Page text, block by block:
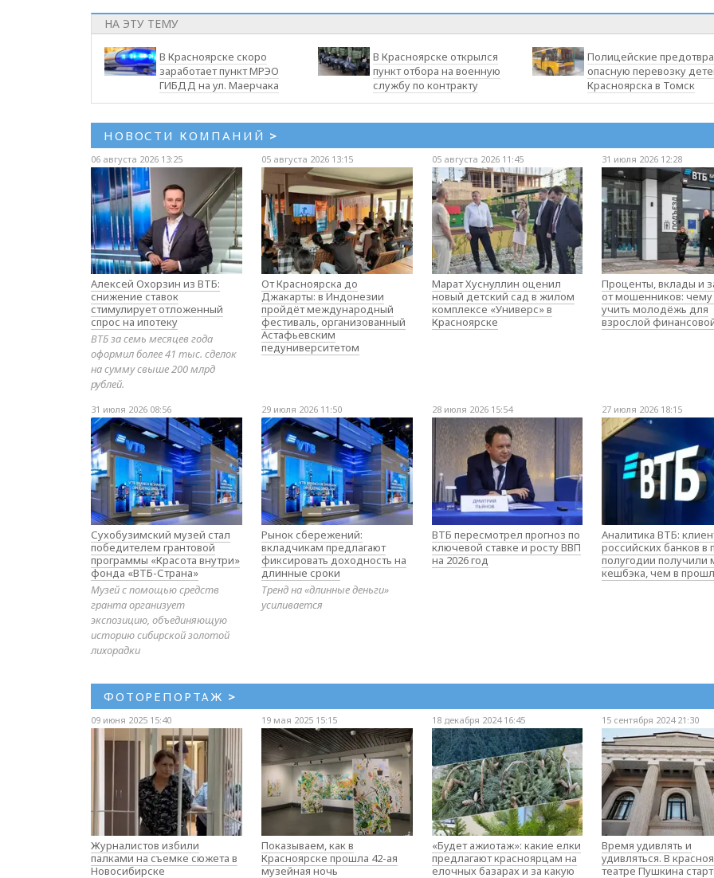
НА ЭТУ ТЕМУ
В Красноярске скоро
заработает пункт МРЭО
ГИБДД на ул. Маерчака
В Красноярске открылся
пункт отбора на военную
службу по контракту
Полицейские
опасную перевозку
Красноярска в Томск
НОВОСТИ КОМПАНИЙ >
06 августа 2026 13:25
Алексей Охорзин из ВТБ:
снижение ставок
стимулирует отложенный
спрос на ипотеку
ВТБ за семь месяцев года
оформил более 41 тыс. сделок
на сумму свыше 200 млрд
рублей.
05 августа 2026 13:15
От Красноярска до
Джакарты: в Индонезии
пройдёт международный
фестиваль, организованный
Астафьевским
педуниверситетом
05 августа 2026 11:45
Марат Хуснуллин оценил
новый детский сад в жилом
комплексе «Универс» в
Красноярске
31 июля 2026 12:28
Проценты, вклады и
от мошенников: чему
учить молодёжь для
взрослой
31 июля 2026 08:56
Сухобузимский музей стал
победителем грантовой
программы «Красота внутри»
фонда «ВТБ-Страна»
Музей с помощью средств
гранта организует
экспозицию, объединяющую
историю сибирской золотой
лихорадки
29 июля 2026 11:50
Рынок сбережений:
вкладчикам предлагают
фиксировать доходность на
длинные сроки
Тренд на «длинные деньги»
усиливается
28 июля 2026 15:54
ВТБ пересмотрел прогноз по
ключевой ставке и росту ВВП
на 2026 год
27 июля 2026 18:15
Аналитика ВТБ:
российских банков в
полугодии
кешбэка, чем в
ФОТОРЕПОРТАЖ >
09 июня 2025 15:40
Журналистов избили
палками на съемке сюжета в
Новосибирске
19 мая 2025 15:15
Показываем, как в
Красноярске прошла 42-ая
музейная ночь
18 декабря 2024 16:45
«Будет ажиотаж»: какие елки
предлагают красноярцам на
елочных базарах и за какую
15 сентября 2024 21:30
Время удивлять и
удивляться. В
театре Пушкина